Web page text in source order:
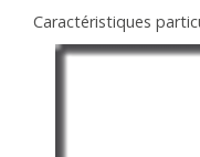
Caractéristiques